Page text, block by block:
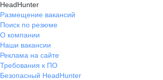
HeadHunter
Размещение вакансий
Поиск по резюме
О компании
Наши вакансии
Реклама на сайте
Требования к ПО
Безопасный HeadHunter